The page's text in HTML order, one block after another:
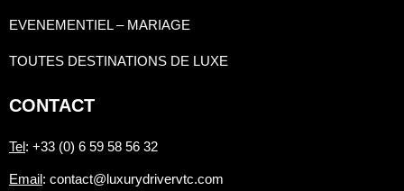
EVENEMENTIEL – MARIAGE
TOUTES DESTINATIONS DE LUXE
CONTACT
Tel : +33 (0) 6 59 58 56 32
Email : contact@luxurydrivervtc.com